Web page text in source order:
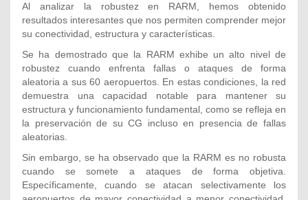
Al analizar la robustez en RARM, hemos obtenido
resultados interesantes que nos permiten comprender mejor
su conectividad, estructura y características.
Se ha demostrado que la RARM exhibe un alto nivel de
robustez cuando enfrenta fallas o ataques de forma
aleatoria a sus 60 aeropuertos. En estas condiciones, la red
demuestra una capacidad notable para mantener su
estructura y funcionamiento fundamental, como se refleja en
la preservación de su CG incluso en presencia de fallas
aleatorias.
Sin embargo, se ha observado que la RARM es no robusta
cuando se somete a ataques de forma objetiva.
Específicamente, cuando se atacan selectivamente los